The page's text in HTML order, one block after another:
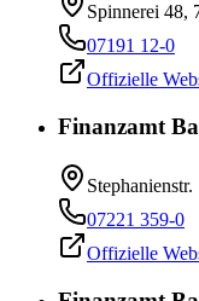
Spinnerei 48,
07191 12-0
Offizielle
Finanzamt
07221 359-0
Offizielle